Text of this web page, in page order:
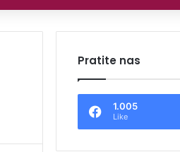
Pratite nas
1.005
Like